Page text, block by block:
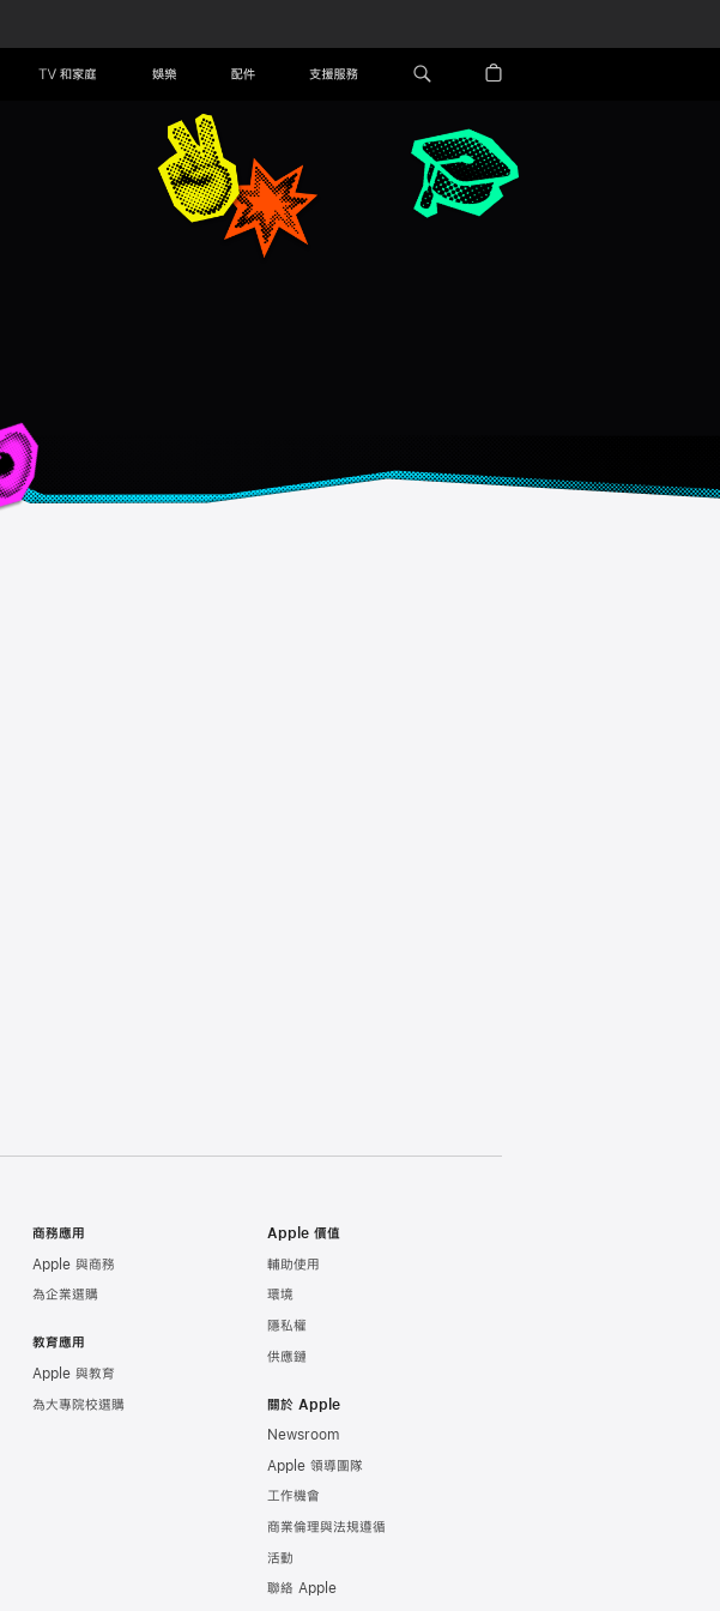
TV 和家庭 娛樂 配件 支援服務
商務應用
Apple 與商務
為企業選購
教育應用
Apple 與教育
為大專院校選購
Apple 價值
輔助使用
環境
隱私權
供應鏈
關於 Apple
Newsroom
Apple 領導團隊
工作機會
商業倫理與法規遵循
活動
聯絡 Apple